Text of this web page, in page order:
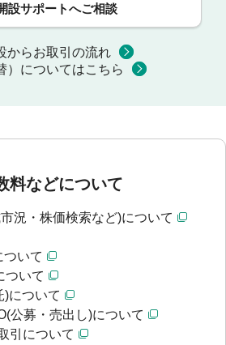
設サポートへご相談
からお取引の流れ
）についてはこちら
料などについて
況・株価検索など)について
ついて
ついて
)について
公募・売出し)について
引について